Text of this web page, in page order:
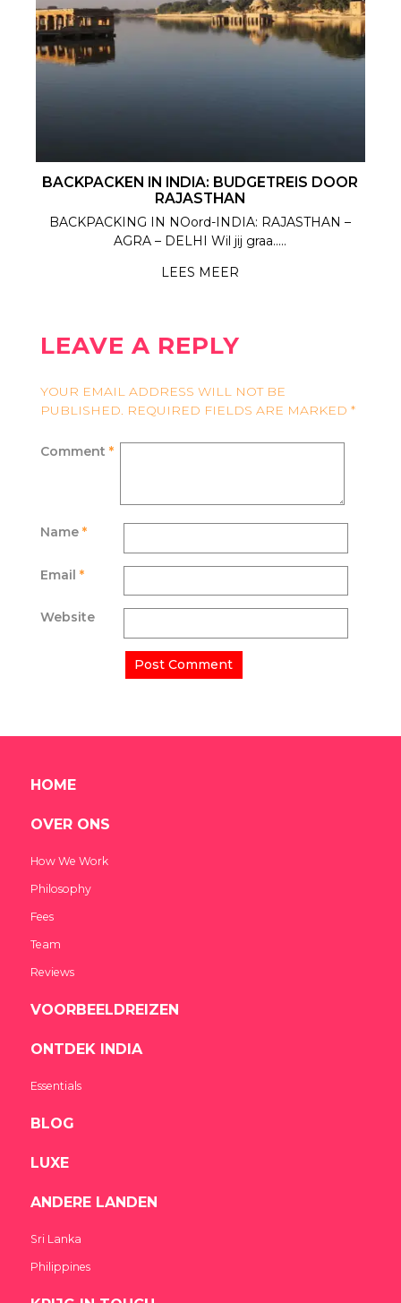
BACKPACKEN IN INDIA: BUDGETREIS DOOR
RAJASTHAN
BACKPACKING IN NOord-INDIA: RAJASTHAN –
AGRA – DELHI Wil jij graa.....
LEES MEER
LEAVE A REPLY
YOUR EMAIL ADDRESS WILL NOT BE
PUBLISHED. REQUIRED FIELDS ARE MARKED *
Comment *
Name *
Email *
Website
HOME
OVER ONS
How We Work
Philosophy
Fees
Team
Reviews
VOORBEELDREIZEN
ONTDEK INDIA
Essentials
BLOG
LUXE
ANDERE LANDEN
Sri Lanka
Philippines